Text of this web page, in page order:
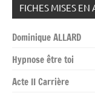
FICHES MISES EN
Dominique ALLARD
Hypnose être toi
Acte II Carrière